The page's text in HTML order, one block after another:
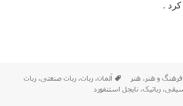
.
های نوازنده هم آمدند
دسته‌ها
فرهنگ و هنر ،هنر برچسب‌ها
آلمان،ربات،ربات صنعتی،ربات
،رباتیک،نایجل استنفورد
هم آمدند